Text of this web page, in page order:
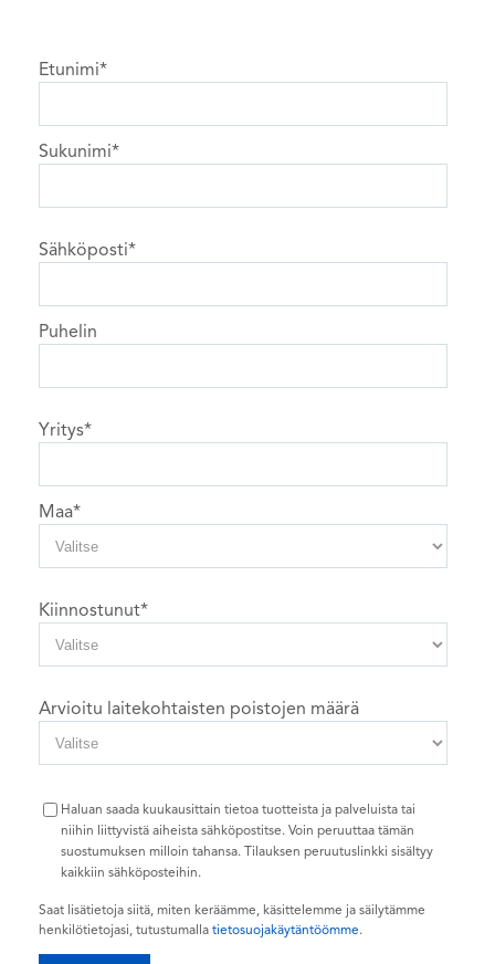
Etunimi*
Sukunimi*
Sähköposti*
Puhelin
Yritys*
Maa*
Kiinnostunut*
Arvioitu laitekohtaisten poistojen määrä
Haluan saada kuukausittain tietoa tuotteista ja palveluista tai
niihin liittyvistä aiheista sähköpostitse. Voin peruuttaa tämän
suostumuksen milloin tahansa. Tilauksen peruutuslinkki sisältyy
kaikkiin sähköposteihin.
Saat lisätietoja siitä, miten keräämme, käsittelemme ja säilytämme
henkilötietojasi, tutustumalla tietosuojakäytäntöömme.